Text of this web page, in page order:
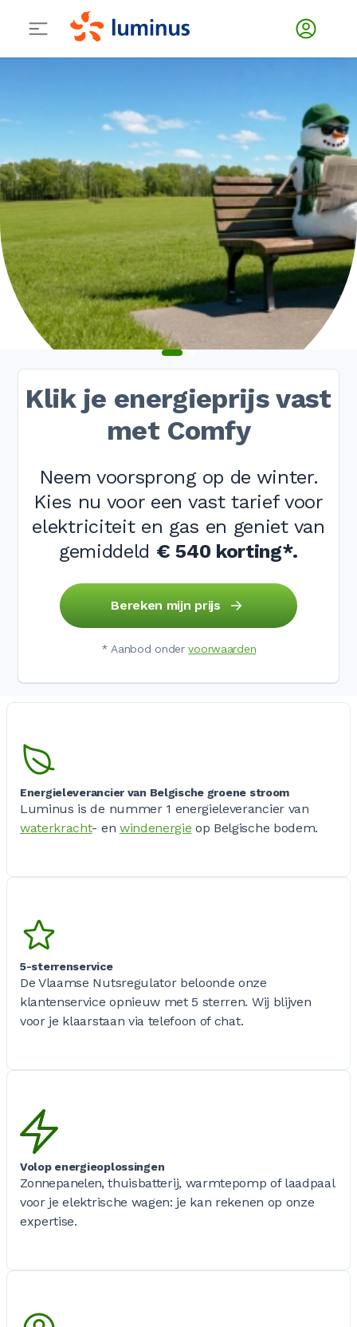
Klik je energieprijs vast
met Comfy
Neem voorsprong op de winter.
Kies nu voor een vast tarief voor
elektriciteit en gas en geniet van
gemiddeld € 540 korting*.
Bereken mijn prijs
* Aanbod ondervoorwaarden
Energieleverancier van Belgische groene stroom
Luminus is de nummer 1 energieleverancier van
waterkracht- en windenergie op Belgische bodem.
5-sterrenservice
De Vlaamse Nutsregulator beloonde onze
klantenservice opnieuw met 5 sterren. Wij blijven
voor je klaarstaan via telefoon of chat.
Volop energieoplossingen
Zonnepanelen, thuisbatterij, warmtepomp of laadpaal
voor je elektrische wagen: je kan rekenen op onze
expertise.